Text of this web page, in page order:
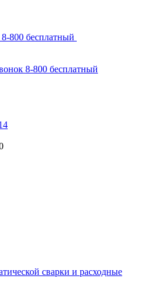
8-800 бесплатный
8-800 бесплатный
сварки и расходные